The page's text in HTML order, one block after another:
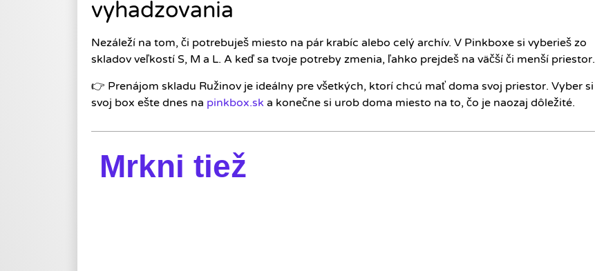
vyhadzovania
Nezáleží na tom, či potrebuješ miesto na pár krabíc alebo celý archív. V Pinkboxe si vyberieš zo
skladov veľkostí S, M a L. A keď sa tvoje potreby zmenia, ľahko prejdeš na väčší či menší priestor.
👉 Prenájom skladu Ružinov je ideálny pre všetkých, ktorí chcú mať doma svoj priestor. Vyber si
svoj box ešte dnes na pinkbox.sk a konečne si urob doma miesto na to, čo je naozaj dôležité.
Mrkni tiež